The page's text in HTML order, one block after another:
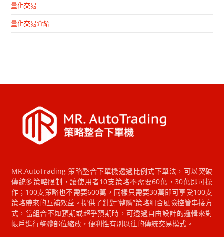
量化交易
量化交易介紹
MR.AutoTrading 策略整合下單機透過比例式下單法，可以突破
傳統多策略限制，讓使用者10支策略不需要60萬，30萬即可操
作；100支策略也不需要600萬，同樣只需要30萬即可享受100支
策略帶來的互補效益。提供了針對“整體”策略組合風險控管串接方
式，當組合不如預期或超乎預期時，可透過自由設計的邏輯來對
帳戶進行整體部位縮放，便利性有別以往的傳統交易模式。